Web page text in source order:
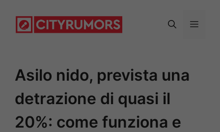
Menu
Asilo nido, prevista una
detrazione di quasi il
20%: come funziona e